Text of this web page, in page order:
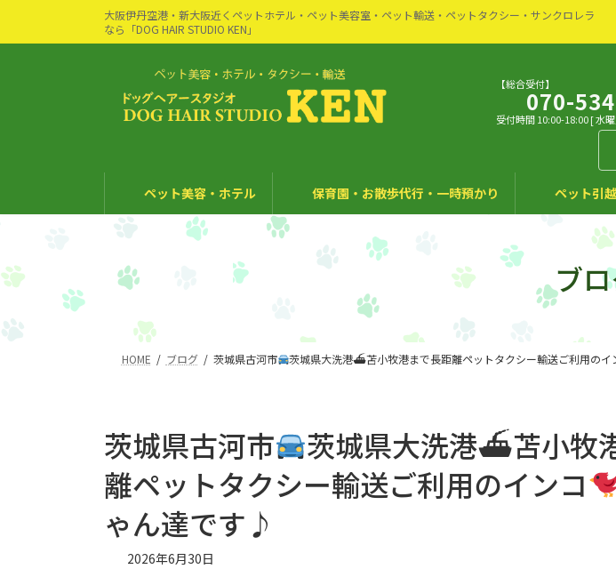
大阪伊丹空港・新大阪近くペットホテル・ペット美容室・ペット輸送・ペットタクシー・サンクロレラ
なら「DOG HAIR STUDIO KEN」
【総合受付】
070-
受付時間 10:00-18:00 [ 水
ペット美容・ホテル 保育園・お散歩代行・一時預かり ペット引
ブ
HOME ブログ 茨城県古河市 茨城県大洗港⛴苫小牧港まで長距離ペットタクシー輸送ご利用のイ
茨城県古河市
茨城県大洗港⛴苫小牧
離ペットタクシー輸送ご利用のインコ
ゃん達です♪
2026年6月30日